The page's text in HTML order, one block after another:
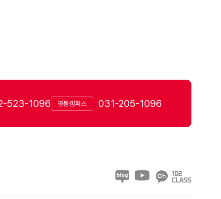
523-1096 영통캠퍼스 031-205-1096